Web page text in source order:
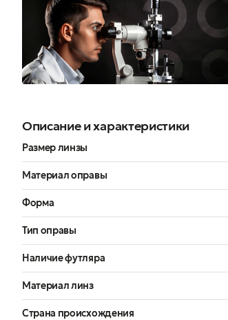
Описание и характеристики
Размер линзы
Материал оправы
Форма
Тип оправы
Наличие футляра
Материал линз
Страна происхождения